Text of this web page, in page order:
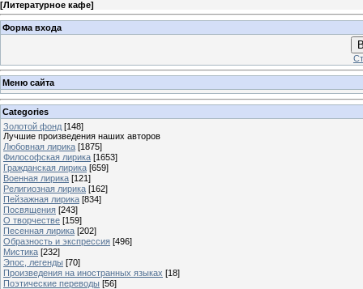
[Литературное кафе]
Форма входа
Меню сайта
Categories
Золотой фонд [148]
Лучшие произведения наших авторов
Любовная лирика [1875]
Философская лирика [1653]
Гражданская лирика [659]
Военная лирика [121]
Религиозная лирика [162]
Пейзажная лирика [834]
Посвящения [243]
О творчестве [159]
Песенная лирика [202]
Образность и экспрессия [496]
Мистика [232]
Эпос, легенды [70]
Произведения на иностранных языках [18]
Поэтические переводы [56]